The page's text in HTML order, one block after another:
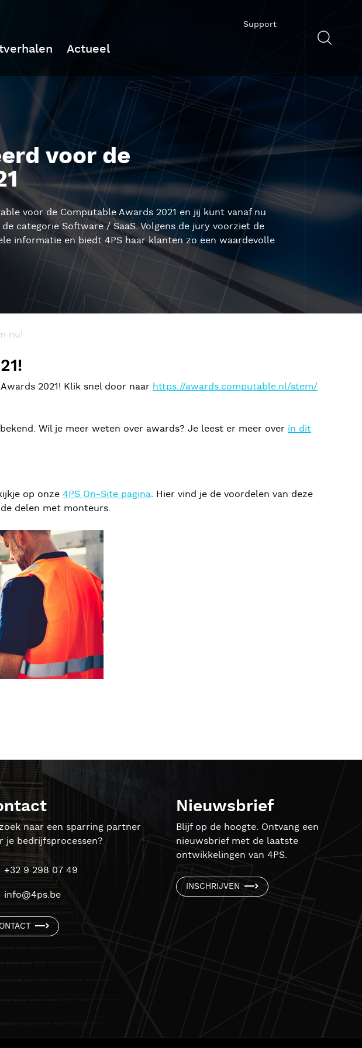
Actueel
Support
voor de
voor de Computable Awards 2021 en jij kunt vanaf nu
categorie Software / SaaS. Volgens de jury voorziet de
informatie en biedt 4PS haar klanten zo een waardevolle
nu!
2021! Klik snel door naar https://awards.computable.nl/stem/
Wil je meer weten over awards? Je leest er meer over in dit
op onze 4PS On-Site pagina. Hier vind je de voordelen van deze
delen met monteurs.
naar een sparring partner
je bedrijfsprocessen?
+32 9 298 07 49
info@4ps.be
Nieuwsbrief
Blijf op de hoogte. Ontvang een
nieuwsbrief met de laatste
ontwikkelingen van 4PS.
INSCHRIJVEN